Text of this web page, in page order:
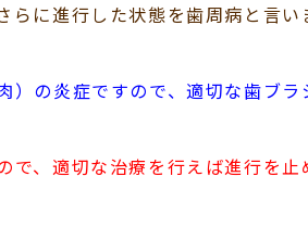
に進行した状態を歯周病と言い
の炎症ですので、適切な歯ブラ
で、適切な治療を行えば進行を